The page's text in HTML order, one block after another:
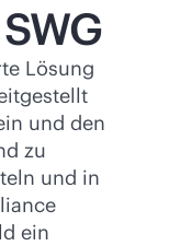
Lösung
und den
zu
und in
ein